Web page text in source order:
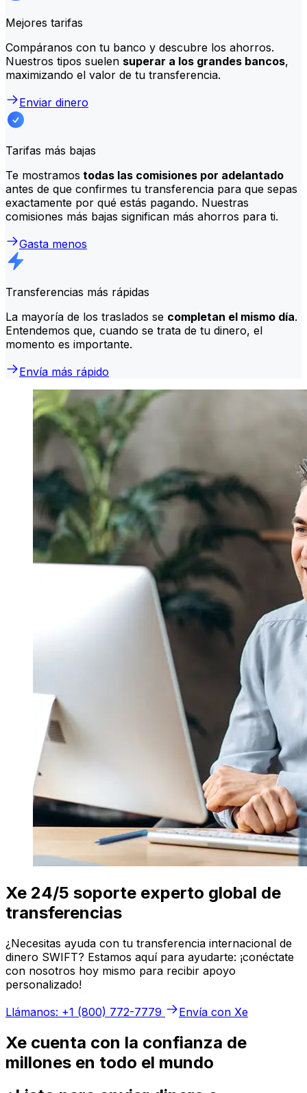
Mejores tarifas
Compáranos con tu banco y descubre los ahorros.
Nuestros tipos suelen superar a los grandes bancos,
maximizando el valor de tu transferencia.
Enviar dinero
Tarifas más bajas
Te mostramos todas las comisiones por adelantado
antes de que confirmes tu transferencia para que sepas
exactamente por qué estás pagando. Nuestras
comisiones más bajas significan más ahorros para ti.
Gasta menos
Transferencias más rápidas
La mayoría de los traslados se completan el mismo día.
Entendemos que, cuando se trata de tu dinero, el
momento es importante.
Envía más rápido
Xe 24/5 soporte experto global de
transferencias
¿Necesitas ayuda con tu transferencia internacional de
dinero SWIFT? Estamos aquí para ayudarte: ¡conéctate
con nosotros hoy mismo para recibir apoyo
personalizado!
Llámanos: +1 (800) 772-7779
Envía con Xe
Xe cuenta con la confianza de
millones en todo el mundo